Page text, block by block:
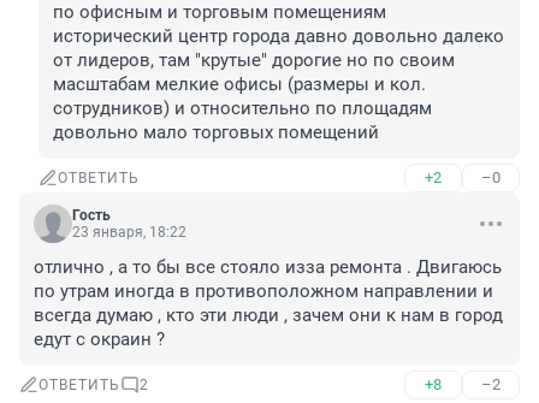
по офисным и торговым помещениям
исторический центр города давно довольно далеко
от лидеров, там "крутые" дорогие но по своим
масштабам мелкие офисы (размеры и кол.
сотрудников) и относительно по площадям
довольно мало торговых помещений
ОТВЕТИТЬ +2 –0
Гость
23 января, 18:22
отлично , а то бы все стояло изза ремонта . Двигаюсь
по утрам иногда в противоположном направлении и
всегда думаю , кто эти люди , зачем они к нам в город
едут с окраин ?
ОТВЕТИТЬ 2 +8 –2